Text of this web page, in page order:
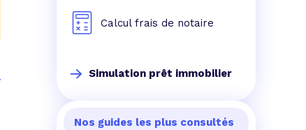
Calcul frais de notaire
Simulation prêt immobilier
Nos guides les plus consultés